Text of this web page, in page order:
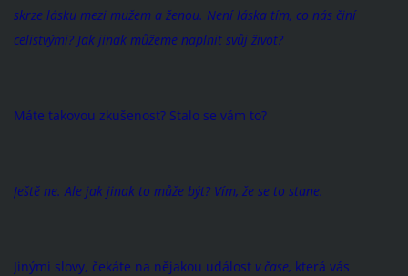
skrze lásku mezi mužem a ženou. Není láska tím, co nás činí
celistvými? Jak jinak můžeme naplnit svůj život?
Máte takovou zkušenost? Stalo se vám to?
Ještě ne. Ale jak jinak to může být? Vím, že se to stane.
Jinými slovy, čekáte na nějakou událost v čase, která vás